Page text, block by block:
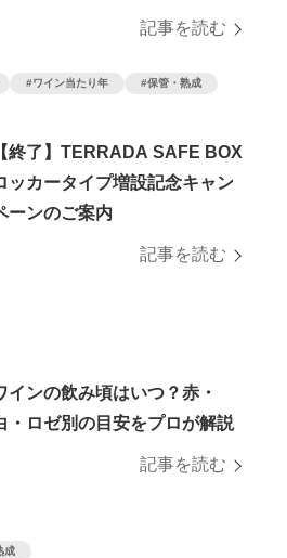
記事を読む
ワイン当たり年 保管・熟成
【終了】TERRADA SAFE BOX
ッカータイプ増設記念キャン
ーンのご案内
記事を読む
インの飲み頃はいつ？赤・
・ロゼ別の目安をプロが解説
記事を読む
成